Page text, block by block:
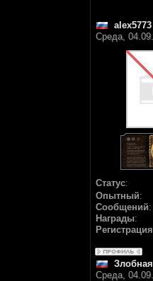
alex5773
Среда,
Статус:
Опытный:
Сообщений:
Награды:
Регистрация
Среда,